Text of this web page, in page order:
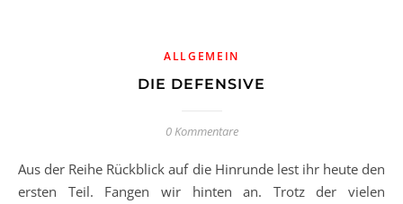
ALLGEMEIN
DIE DEFENSIVE
0 Kommentare
Aus der Reihe Rückblick auf die Hinrunde lest ihr heute den
ersten Teil. Fangen wir hinten an. Trotz der vielen